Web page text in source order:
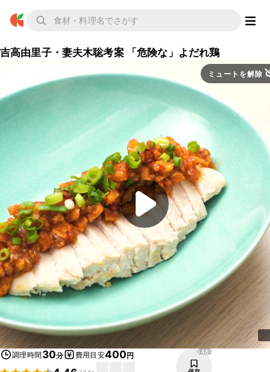
吉高由里子・妻夫木聡考案 「危険な」よだれ鶏
ミュートを解除
調理時間 30分 費用目安400円 1481